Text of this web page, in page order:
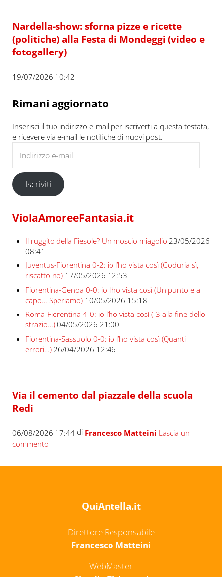
Nardella-show: sforna pizze e ricette
(politiche) alla Festa di Mondeggi (video e
fotogallery)
19/07/2026 10:42
Rimani aggiornato
Inserisci il tuo indirizzo e-mail per iscriverti a questa testata,
e ricevere via e-mail le notifiche di nuovi post.
Iscriviti
ViolaAmoreeFantasia.it
Il ruggito della Fiesole? Un moscio miagolio 23/05/2026
08:41
Juventus-Fiorentina 0-2: io l’ho vista così (Goduria sì,
riscatto no) 17/05/2026 12:53
Fiorentina-Genoa 0-0: io l’ho vista così (Un punto e a
capo… Speriamo) 10/05/2026 15:18
Roma-Fiorentina 4-0: io l’ho vista così (-3 alla fine dello
strazio…) 04/05/2026 21:00
Fiorentina-Sassuolo 0-0: io l’ho vista così (Quanti
errori…) 26/04/2026 12:46
Via il cemento dal piazzale della scuola
Redi
06/08/2026 17:44di Francesco Matteini Lascia un
commento
QuiAntella.it
Direttore Responsabile
Francesco Matteini
WebMaster